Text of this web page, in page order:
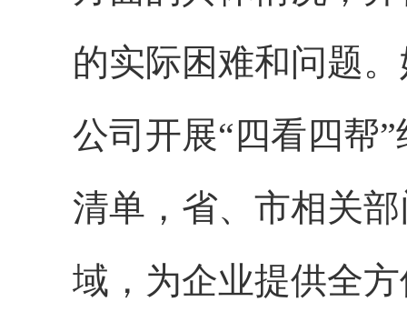
的实际困难和问题
公司开展“四看四帮
清单，省、市相关
域，为企业提供全